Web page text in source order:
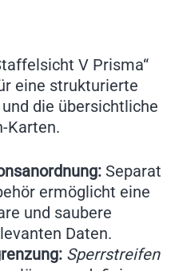
V Prisma“
eine strukturierte
die übersichtliche
Karten.
Separat
ermöglicht eine
und saubere
Daten.
Sperrstreifen